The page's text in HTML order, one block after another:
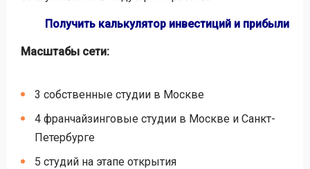
Получить калькулятор инвестиций и прибыли
Масштабы сети:
3 собственные студии в Москве
4 франчайзинговые студии в Москве и Санкт-
Петербурге
5 студий на этапе открытия